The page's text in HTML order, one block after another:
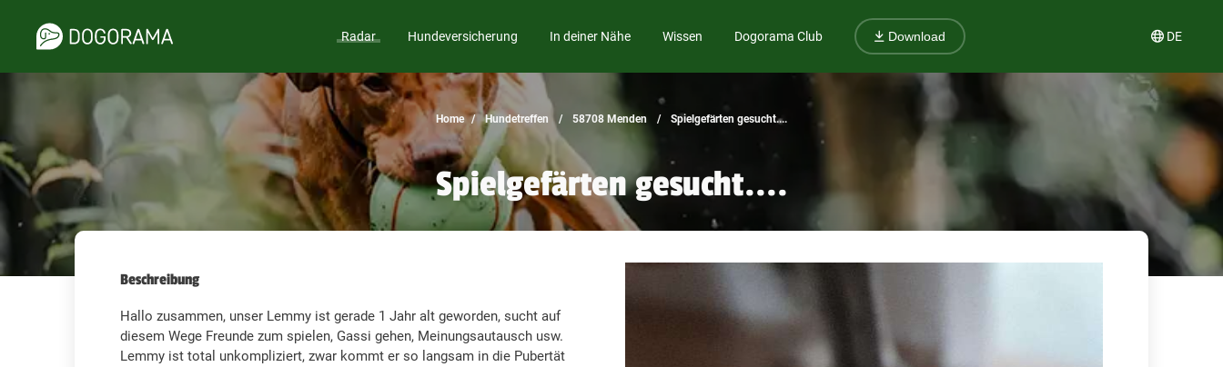
Radar Hundeversicherung In deiner Nähe Wissen Dogorama Club Download DE
Home Hundetreffen 58708 Menden Spielgefärten gesucht....
Spielgefärten gesucht....
Beschreibung
Hallo zusammen, unser Lemmy ist gerade 1 Jahr alt geworden, sucht auf
diesem Wege Freunde zum spielen, Gassi gehen, Meinungsautausch usw.
Lemmy ist total unkompliziert, zwar kommt er so langsam in die Pubertät